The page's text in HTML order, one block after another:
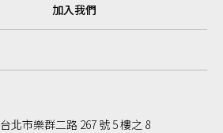
加入我們
台北市樂群二路 267 號 5 樓之 8